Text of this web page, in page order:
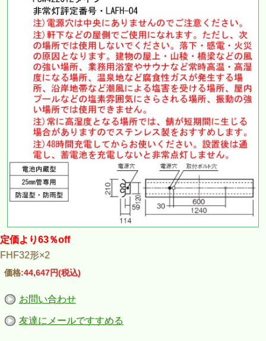
定価より63％off
FHF32形×2
価格:44,647円(税込)
お問い合わせ
友達にメールですすめる